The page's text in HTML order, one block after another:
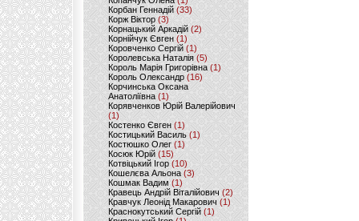
Корбан Геннадій (33)
Корж Віктор (3)
Корнацький Аркадій (2)
Корнійчук Євген (1)
Коровченко Сергій (1)
Королевська Наталія(5)
Король Марія Григорівна (1)
Король Олександр (16)
Корчинська Оксана
Анатоліївна (1)
Корявченков Юрій Валерійович
(1)
Костенко Євген (1)
Костицький Василь (1)
Костюшко Олег (1)
Косюк Юрій (15)
Котвіцький Ігор (10)
Кошелєва Альона(3)
Кошмак Вадим (1)
Кравець Андрій Віталійович (2)
Кравчук Леонід Макарович (1)
Краснокутський Сергій (1)